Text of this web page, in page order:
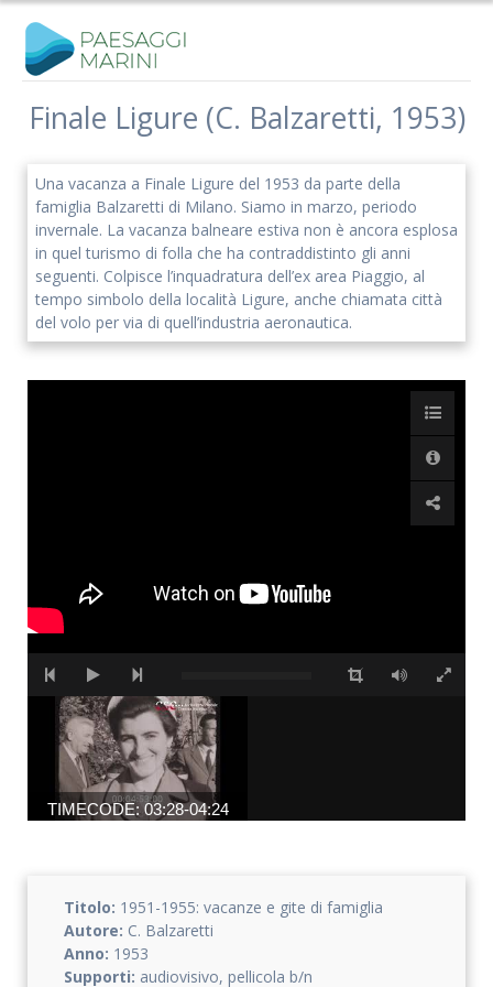
Iscriviti alla nostra newsletter
Rimani aggiornato sulle nostre iniziative e l'andamento del
nostro progetto di ricerca.
Salta
Finale Ligure (C. Balzaretti, 1953)
Una vacanza a Finale Ligure del 1953 da parte della
famiglia Balzaretti di Milano. Siamo in marzo, periodo
invernale. La vacanza balneare estiva non è ancora esplosa
in quel turismo di folla che ha contraddistinto gli anni
seguenti. Colpisce l’inquadratura dell’ex area Piaggio, al
tempo simbolo della località Ligure, anche chiamata città
del volo per via di quell’industria aeronautica.
TIMECODE: 03:28-04:24
Titolo: 1951-1955: vacanze e gite di famiglia
Autore: C. Balzaretti
Anno: 1953
Supporti: audiovisivo, pellicola b/n